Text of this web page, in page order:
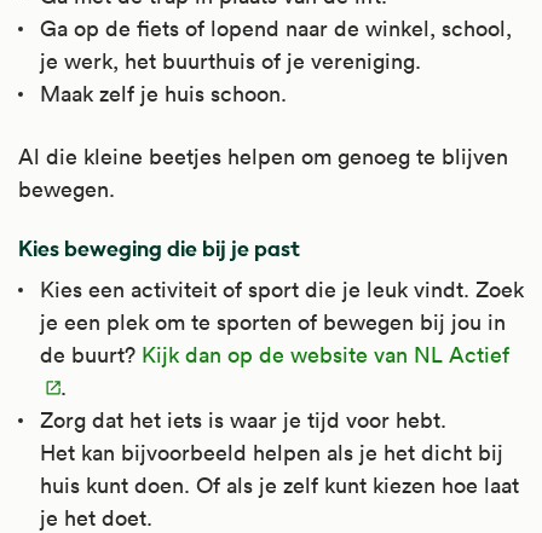
Ga op de fiets of lopend naar de winkel, school,
je werk, het buurthuis of je vereniging.
Maak zelf je huis schoon.
Al die kleine beetjes helpen om genoeg te blijven
bewegen.
Kies beweging die bij je past
Kies een activiteit of sport die je leuk vindt. Zoek
je een plek om te sporten of bewegen bij jou in
de buurt? Kijk dan op de website van NL Actief
.
Zorg dat het iets is waar je tijd voor hebt.
Het kan bijvoorbeeld helpen als je het dicht bij
huis kunt doen. Of als je zelf kunt kiezen hoe laat
je het doet.